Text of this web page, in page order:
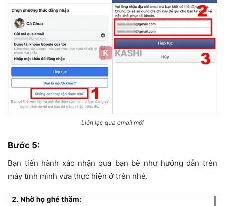
Liên lạc qua email mới
Bước 5:
Bạn tiến hành xác nhận qua bạn bè như hướng dẫn trên
máy tính mình vừa thực hiện ở trên nhé.